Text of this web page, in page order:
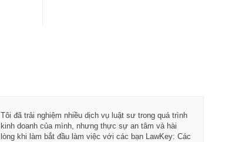
Tôi đã trải nghiệm nhiều dịch vụ luật sư trong quá trình
kinh doanh của mình, nhưng thực sự an tâm và hài
lòng khi làm bắt đầu làm việc với các bạn LawKey: Các